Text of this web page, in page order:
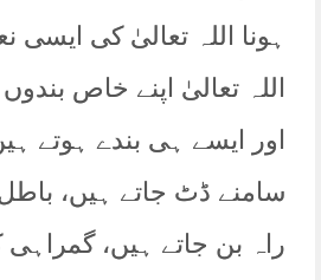
ہونا اللہ تعالیٰ کی ایسی
اللہ تعالیٰ اپنے خاص
اور ایسے ہی بندے ہوتے
سامنے ڈٹ جاتے ہیں،
راہ بن جاتے ہیں، گمراہی